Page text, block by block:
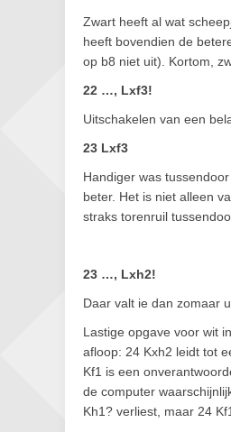
Zwart heeft al wat
heeft bovendien de
op b8 niet uit). Kortom,
22 …, Lxf3!
Uitschakelen van een
23 Lxf3
Handiger was
beter. Het is niet alleen
straks torenruil
23 …, Lxh2!
Daar valt ie dan zomaar
Lastige opgave voor wit
afloop: 24 Kxh2 leidt tot
Kf1 is een
de computer
Kh1? verliest, maar 24